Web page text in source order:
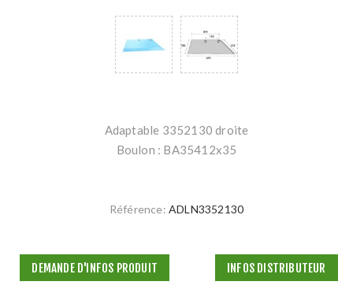
Adaptable 3352130 droite
Boulon : BA35412x35
Référence: ADLN3352130
DEMANDE D'INFOS PRODUIT INFOS DISTRIBUTEUR